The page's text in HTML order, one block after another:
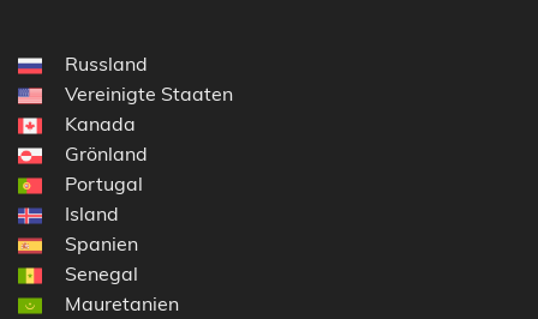
Russland
Vereinigte Staaten
Kanada
Grönland
Portugal
Island
Spanien
Senegal
Mauretanien